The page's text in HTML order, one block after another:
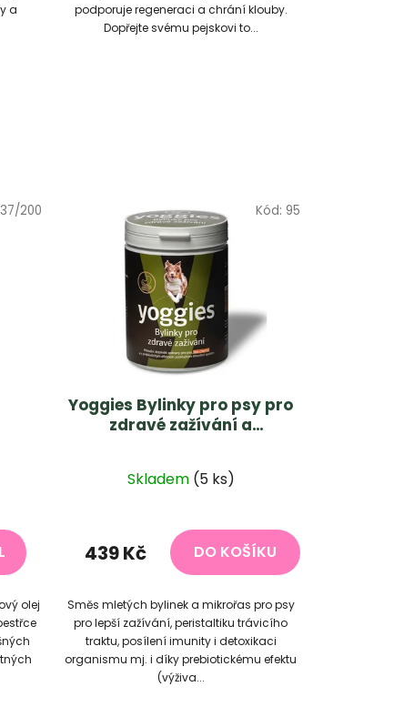
a
podporuje regeneraci a chrání klouby.
Dopřejte svému pejskovi to...
olej
200
Yoggies Bylinky pro psy pro
zdravé zažívání a
Skladem (5 ks)
DO KOŠÍKU
439 Kč
Směs mletých bylinek a mikrořas pro psy
pro lepší zažívání, peristaltiku trávicího
traktu, posílení imunity i detoxikaci
organismu mj. i díky prebiotickému efektu
(výživa...
Kód: 95